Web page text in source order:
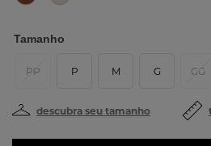
Tamanho
PP P M G GG
descubra seu tamanho